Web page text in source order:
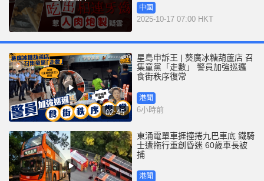
中國
2025-10-17 07:00 HKT
02:45
星島申訴王 | 葵廣冰糖葫蘆店 召
集童黨「走數」 警員加強巡邏
食街秩序復常
港聞
6小時前
東涌電單車捱撞捲九巴車底 鐵騎
士遭拖行重創昏迷 60歲車長被
捕
港聞